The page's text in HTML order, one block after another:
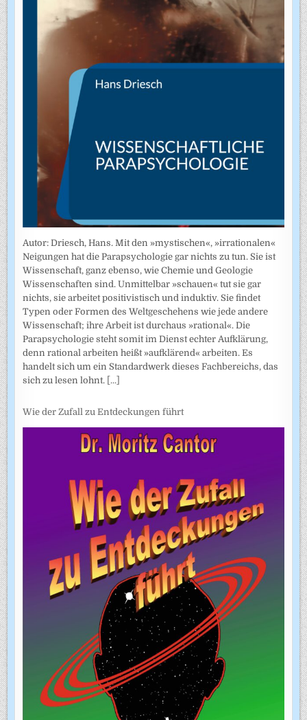
Autor: Driesch, Hans. Mit den »mystischen«, »irrationalen«
Neigungen hat die Parapsychologie gar nichts zu tun. Sie ist
Wissenschaft, ganz ebenso, wie Chemie und Geologie
Wissenschaften sind. Unmittelbar »schauen« tut sie gar
nichts, sie arbeitet positivistisch und induktiv. Sie findet
Typen oder Formen des Weltgeschehens wie jede andere
Wissenschaft; ihre Arbeit ist durchaus »rational«. Die
Parapsychologie steht somit im Dienst echter Aufklärung,
denn rational arbeiten heißt »aufklärend« arbeiten. Es
handelt sich um ein Standardwerk dieses Fachbereichs, das
sich zu lesen lohnt. [...]
Wie der Zufall zu Entdeckungen führt